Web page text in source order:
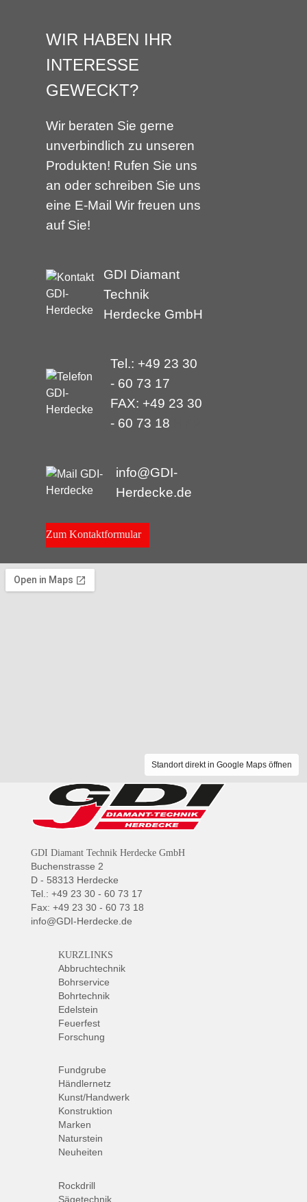
WIR HABEN IHR
INTERESSE
GEWECKT?
Wir beraten Sie gerne
unverbindlich zu unseren
Produkten! Rufen Sie uns
an oder schreiben Sie uns
eine E-Mail Wir freuen uns
auf Sie!
GDI Diamant
Technik
Herdecke GmbH
Tel.: +49 23 30
- 60 73 17
FAX: +49 23 30
- 60 73 18
info@GDI-
Herdecke.de
Zum Kontaktformular
Standort direkt in Google Maps öffnen
GDI Diamant Technik Herdecke GmbH
Buchenstrasse 2
D - 58313 Herdecke
Tel.: +49 23 30 - 60 73 17
Fax: +49 23 30 - 60 73 18
info@GDI-Herdecke.de
KURZLINKS
Abbruchtechnik
Bohrservice
Bohrtechnik
Edelstein
Feuerfest
Forschung
Fundgrube
Händlernetz
Kunst/Handwerk
Konstruktion
Marken
Naturstein
Neuheiten
Rockdrill
Sägetechnik